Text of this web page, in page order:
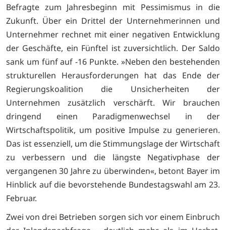
Befragte zum Jahresbeginn mit Pessimismus in die
Zukunft. Über ein Drittel der Unternehmerinnen und
Unternehmer rechnet mit einer negativen Entwicklung
der Geschäfte, ein Fünftel ist zuversichtlich. Der Saldo
sank um fünf auf -16 Punkte. »Neben den bestehenden
strukturellen Herausforderungen hat das Ende der
Regierungskoalition die Unsicherheiten der
Unternehmen zusätzlich verschärft. Wir brauchen
dringend einen Paradigmenwechsel in der
Wirtschaftspolitik, um positive Impulse zu generieren.
Das ist essenziell, um die Stimmungslage der Wirtschaft
zu verbessern und die längste Negativphase der
vergangenen 30 Jahre zu überwinden«, betont Bayer im
Hinblick auf die bevorstehende Bundestagswahl am 23.
Februar.
Zwei von drei Betrieben sorgen sich vor einem Einbruch